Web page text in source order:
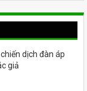
dịch đàn áp
giả